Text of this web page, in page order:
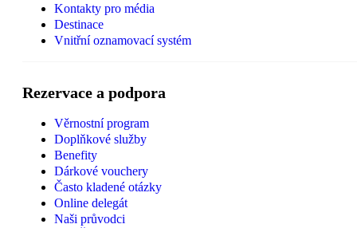
Kontakty pro média
Destinace
Vnitřní oznamovací systém
Rezervace a podpora
Věrnostní program
Doplňkové služby
Benefity
Dárkové vouchery
Často kladené otázky
Online delegát
Naši průvodci